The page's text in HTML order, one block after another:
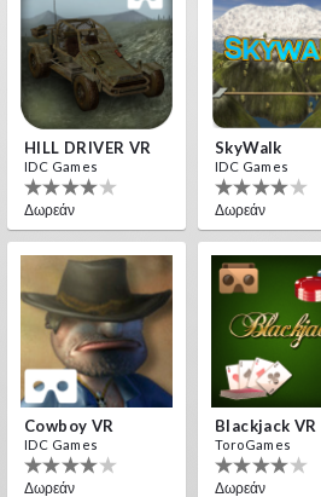
HILL DRIVER VR
IDC Games
Δωρεάν
SkyWalk
IDC Games
Δωρεάν
Cowboy VR
IDC Games
Δωρεάν
Blackjack VR
ToroGames
Δωρεάν